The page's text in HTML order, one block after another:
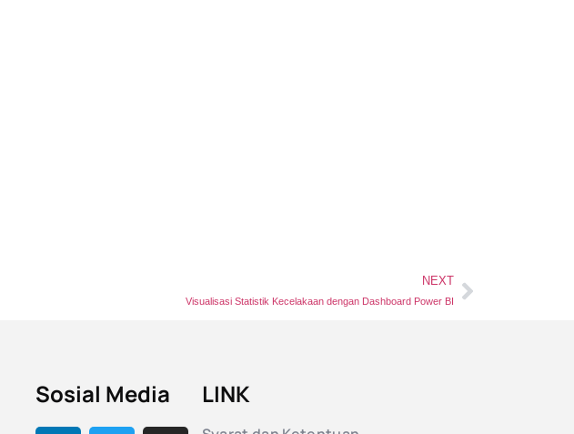
NEXT
Visualisasi Statistik Kecelakaan dengan Dashboard Power BI
Sosial Media LINK